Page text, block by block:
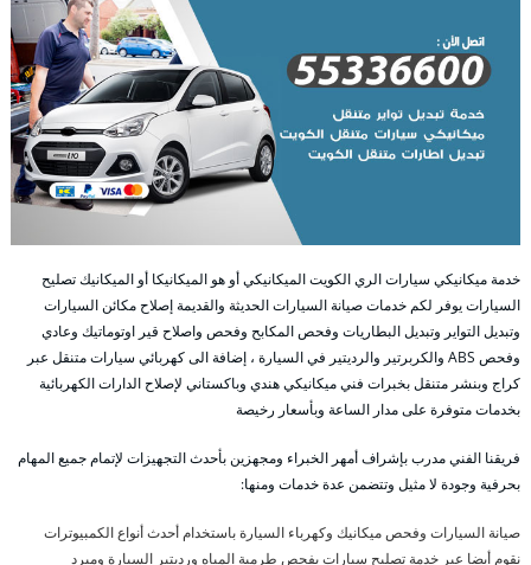
خدمة ميكانيكي سيارات الري الكويت الميكانيكي أو هو الميكانيكا أو الميكانيك تصليح
السيارات يوفر لكم خدمات صيانة السيارات الحديثة والقديمة إصلاح مكائن السيارات
وتبديل التواير وتبديل البطاريات وفحص المكابح وفحص واصلاح قير اوتوماتيك وعادي
وفحص ABS والكربرتير والرديتير في السيارة ، إضافة الى كهربائي سيارات متنقل عبر
كراج وبنشر متنقل بخبرات فني ميكانيكي هندي وباكستاني لإصلاح الدارات الكهربائية
بخدمات متوفرة على مدار الساعة وبأسعار رخيصة
فريقنا الفني مدرب بإشراف أمهر الخبراء ومجهزين بأحدث التجهيزات لإتمام جميع المهام
بحرفية وجودة لا مثيل وتتضمن عدة خدمات ومنها:
صيانة السيارات وفحص ميكانيك وكهرباء السيارة باستخدام أحدث أنواع الكمبيوترات
نقوم أيضا عبر خدمة تصليح سيارات بفحص طرمبة المياه ورديتير السيارة ومبرد